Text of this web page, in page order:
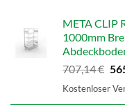
META CLIP
1000mm
707,14€
Kostenloser